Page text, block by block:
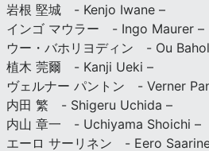
岩根 堅城 - Kenjo Iwane –
インゴ マウラー - Ingo Maurer –
ウー・バホリヨディン - Ou
植木 莞爾 - Kanji Ueki –
ヴェルナー パントン - Verner
内田 繁 - Shigeru Uchida –
内山 章一 - Uchiyama Shoichi –
エーロ サーリネン - Eero